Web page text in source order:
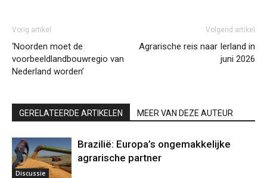
Vorig artikel
‘Noorden moet de
voorbeeldlandbouwregio van
Nederland worden’
Volgend artikel
Agrarische reis naar Ierland in
juni 2026
GERELATEERDE ARTIKELEN MEER VAN DEZE AUTEUR
Discussie
Brazilië: Europa’s ongemakkelijke
agrarische partner